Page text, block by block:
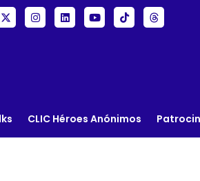
CLIC Héroes Anónimos